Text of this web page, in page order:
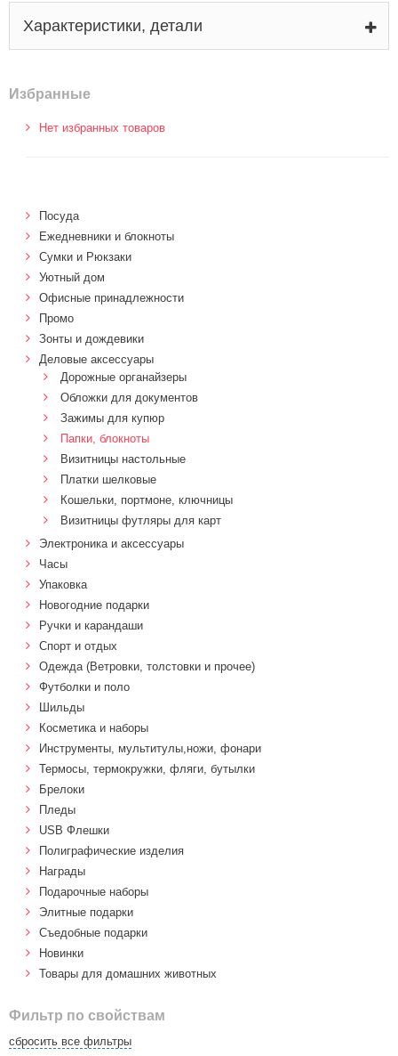
Характеристики, детали
Избранные
Нет избранных товаров
Посуда
Ежедневники и блокноты
Сумки и Рюкзаки
Уютный дом
Офисные принадлежности
Промо
Зонты и дождевики
Деловые аксессуары
Дорожные органайзеры
Обложки для документов
Зажимы для купюр
Папки, блокноты
Визитницы настольные
Платки шелковые
Кошельки, портмоне, ключницы
Визитницы футляры для карт
Электроника и аксессуары
Часы
Упаковка
Новогодние подарки
Ручки и карандаши
Спорт и отдых
Одежда (Ветровки, толстовки и прочее)
Футболки и поло
Шильды
Косметика и наборы
Инструменты, мультитулы,ножи, фонари
Термосы, термокружки, фляги, бутылки
Брелоки
Пледы
USB Флешки
Полиграфические изделия
Награды
Подарочные наборы
Элитные подарки
Cъедобные подарки
Новинки
Товары для домашних животных
Фильтр по свойствам
сбросить все фильтры